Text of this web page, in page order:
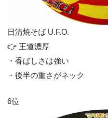
日清焼そば U.F.O.
👉 王道濃厚
・香ばしさは強い
・後半の重さがネック
6位